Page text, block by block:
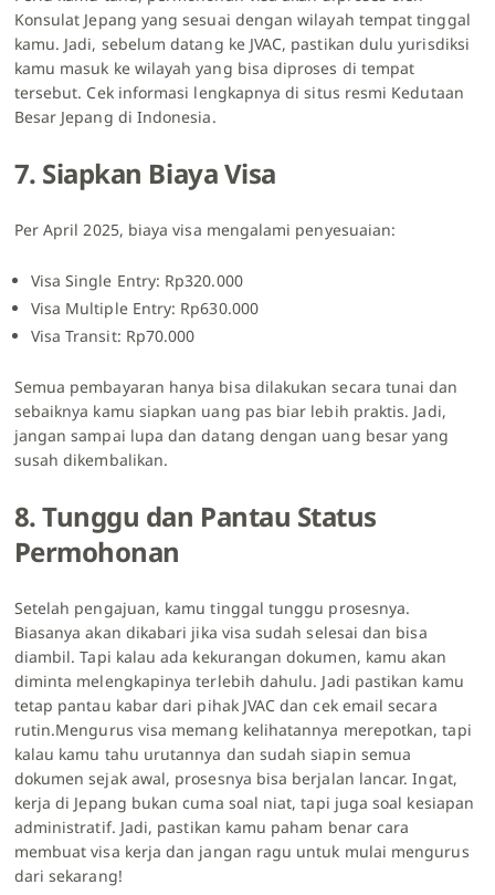
Konsulat Jepang yang sesuai dengan wilayah tempat tinggal
kamu. Jadi, sebelum datang ke JVAC, pastikan dulu yurisdiksi
kamu masuk ke wilayah yang bisa diproses di tempat
tersebut. Cek informasi lengkapnya di situs resmi Kedutaan
Besar Jepang di Indonesia.
7. Siapkan Biaya Visa
Per April 2025, biaya visa mengalami penyesuaian:
Visa Single Entry: Rp320.000
Visa Multiple Entry: Rp630.000
Visa Transit: Rp70.000
Semua pembayaran hanya bisa dilakukan secara tunai dan
sebaiknya kamu siapkan uang pas biar lebih praktis. Jadi,
jangan sampai lupa dan datang dengan uang besar yang
susah dikembalikan.
8. Tunggu dan Pantau Status
Permohonan
Setelah pengajuan, kamu tinggal tunggu prosesnya.
Biasanya akan dikabari jika visa sudah selesai dan bisa
diambil. Tapi kalau ada kekurangan dokumen, kamu akan
diminta melengkapinya terlebih dahulu. Jadi pastikan kamu
tetap pantau kabar dari pihak JVAC dan cek email secara
rutin.Mengurus visa memang kelihatannya merepotkan, tapi
kalau kamu tahu urutannya dan sudah siapin semua
dokumen sejak awal, prosesnya bisa berjalan lancar. Ingat,
kerja di Jepang bukan cuma soal niat, tapi juga soal kesiapan
administratif. Jadi, pastikan kamu paham benar cara
membuat visa kerja dan jangan ragu untuk mulai mengurus
dari sekarang!